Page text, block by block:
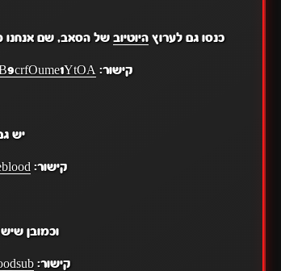
כנסו גם לערוץ היוטיובשל הסאב, שם אנחנו
קישור:
יש
קישור:
וכמובן
קישור: